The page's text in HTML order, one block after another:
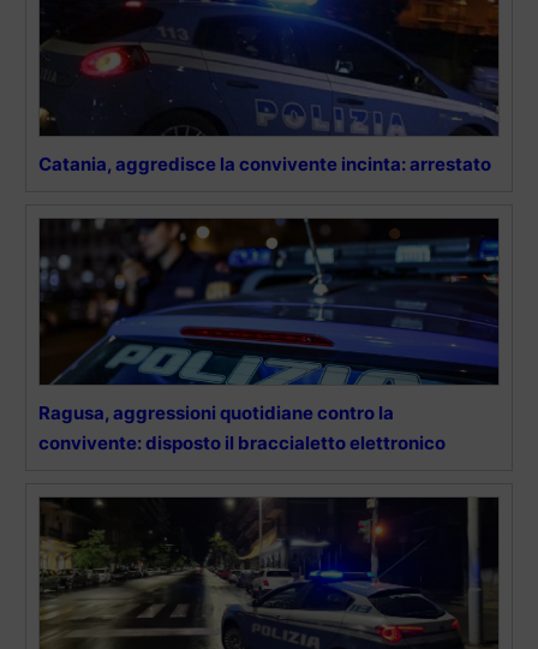
Catania, aggredisce la convivente incinta: arrestato
Ragusa, aggressioni quotidiane contro la
convivente: disposto il braccialetto elettronico